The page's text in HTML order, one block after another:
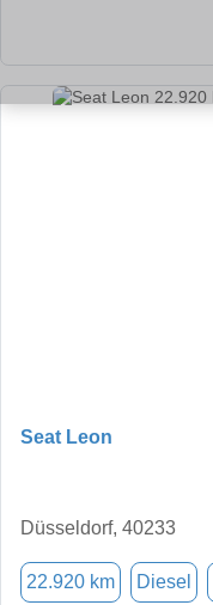
Seat Leon
Düsseldorf, 40233
22.920 km Diesel